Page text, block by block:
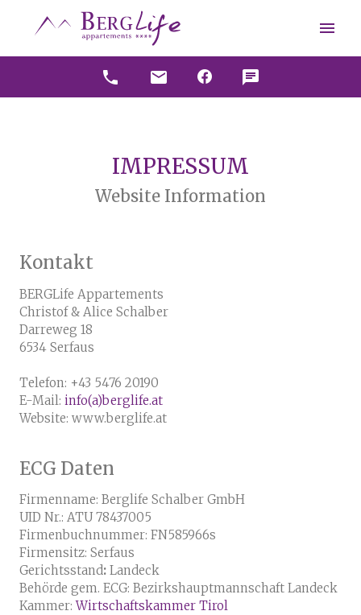
menu
phone mail chat
IMPRESSUM
Website Information
Kontakt
BERGLife Appartements
Christof & Alice Schalber
Darreweg 18
6534 Serfaus
Telefon: +43 5476 20190
E-Mail: info(a)berglife.at
Website: www.berglife.at
ECG Daten
Firmenname: Berglife Schalber GmbH
UID Nr.: ATU 78437005
Firmenbuchnummer: FN585966s
Firmensitz: Serfaus
Gerichtsstand: Landeck
Behörde gem. ECG: Bezirkshauptmannschaft Landeck
Kammer:Wirtschaftskammer Tirol